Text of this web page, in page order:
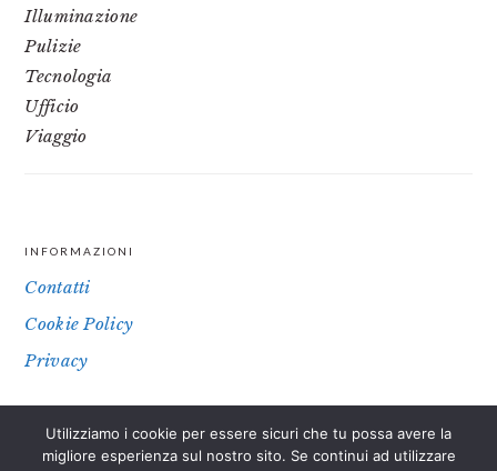
Illuminazione
Pulizie
Tecnologia
Ufficio
Viaggio
FOOTER
INFORMAZIONI
Contatti
Cookie Policy
Privacy
IL SITO PARTECIPA A PROGRAMMI DI AFFILIAZIONE COME IL
PROGRAMMA AFFILIAZIONE AMAZON EU, UN PROGRAMMA DI
Utilizziamo i cookie per essere sicuri che tu possa avere la
migliore esperienza sul nostro sito. Se continui ad utilizzare